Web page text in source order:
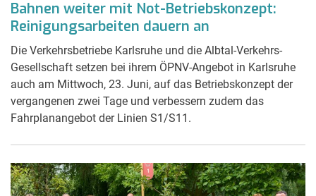
Bahnen weiter mit Not-Betriebskonzept:
Reinigungsarbeiten dauern an
Die Verkehrsbetriebe Karlsruhe und die Albtal-Verkehrs-
Gesellschaft setzen bei ihrem ÖPNV-Angebot in Karlsruhe
auch am Mittwoch, 23. Juni, auf das Betriebskonzept der
vergangenen zwei Tage und verbessern zudem das
Fahrplanangebot der Linien S1/S11.